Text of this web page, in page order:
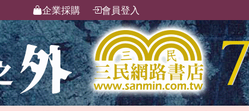
企業採購 會員登入